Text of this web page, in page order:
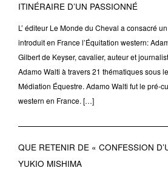
ITINÉRAIRE D’UN PASSIONNÉ
L’ éditeur Le Monde du Cheval a consacré
introduit en France l’Équitation western:
Gilbert de Keyser, cavalier, auteur et
Adamo Walti à travers 21 thématiques sous
Médiation Équestre. Adamo Walti fut le pré-
western en France. […]
QUE RETENIR DE « CONFESSION
YUKIO MISHIMA